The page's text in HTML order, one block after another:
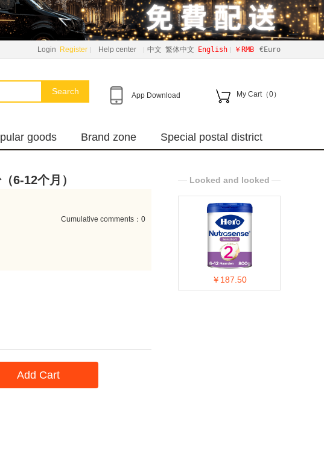
Login Register Help center 中文 繁体中文 English ￥RMB €Euro
Search My Cart（0）
App Download
goods Brand zone
Special postal district
6-12个月）
Cumulative comments：0
Add Cart
Looked and looked
￥187.50